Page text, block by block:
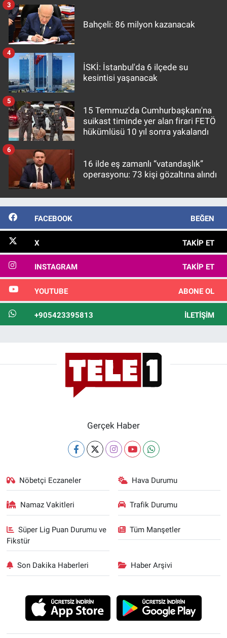
Bahçeli: 86 milyon kazanacak
3
İSKİ: İstanbul'da 6 ilçede su
kesintisi yaşanacak
4
15 Temmuz'da Cumhurbaşkanı'na
suikast timinde yer alan firari FETÖ
hükümlüsü 10 yıl sonra yakalandı
5
16 ilde eş zamanlı “vatandaşlık”
operasyonu: 73 kişi gözaltına alındı
6
FACEBOOK BEĞEN
X TAKIP ET
INSTAGRAM TAKIP ET
YOUTUBE ABONE OL
+905423395813 İLETIŞIM
Gerçek Haber
Nöbetçi Eczaneler Hava Durumu
Namaz Vakitleri Trafik Durumu
Süper Lig Puan Durumu ve
Fikstür
Tüm Manşetler
Son Dakika Haberleri Haber Arşivi